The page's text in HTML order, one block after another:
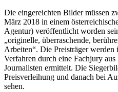
Die eingereichten Bilder müssen
März 2018 in einem
Agentur) veröffentlicht worden
„originelle, überraschende,
Arbeiten“. Die Preisträger werden
Verfahren durch eine Fachjury
Journalisten ermittelt. Die
Preisverleihung und danach bei
sehen.